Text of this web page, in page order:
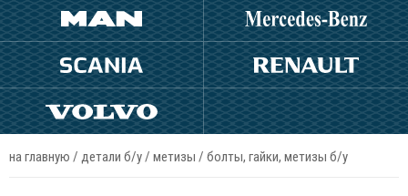
на главную / детали б/у/ метизы / болты, гайки, метизы б/у